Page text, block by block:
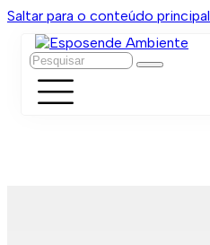
Saltar para o conteúdo principal
Pesquisar